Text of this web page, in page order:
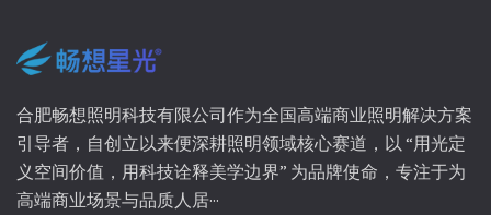
合肥畅想照明科技有限公司作为全国高端商业照明解决方案
引导者，自创立以来便深耕照明领域核心赛道，以 “用光定
义空间价值，用科技诠释美学边界” 为品牌使命，专注于为
高端商业场景与品质人居···